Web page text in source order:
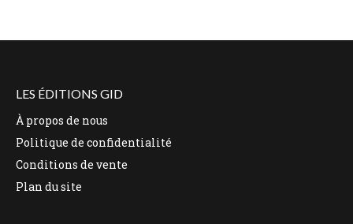
LES ÉDITIONS GID
À propos de nous
Politique de confidentialité
Conditions de vente
Plan du site